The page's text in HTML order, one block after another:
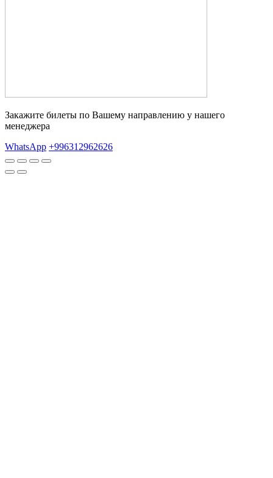
Закажите билеты по Вашему направлению у нашего
менеджера
WhatsApp +996312962626